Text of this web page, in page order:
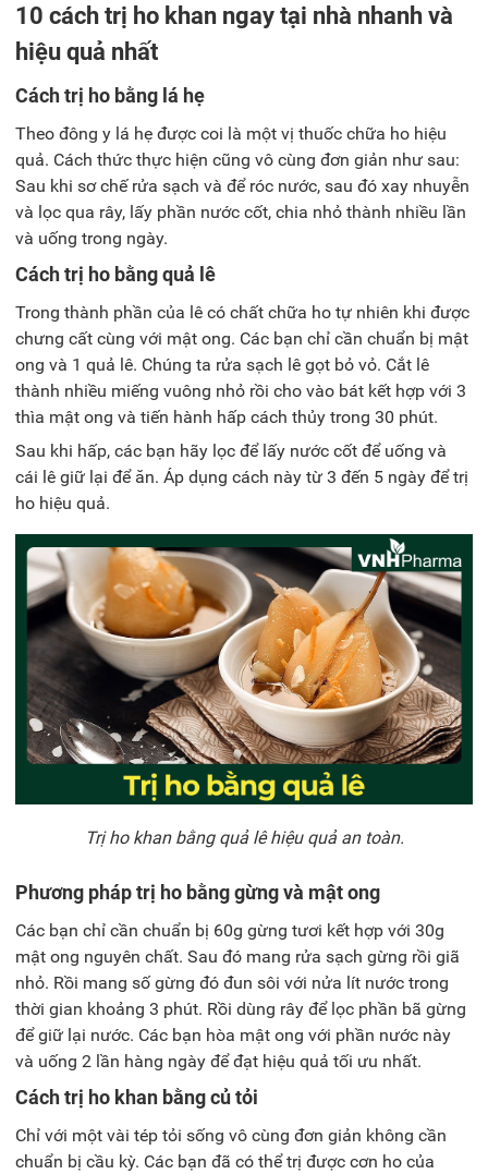
10 cách trị ho khan ngay tại nhà nhanh và
hiệu quả nhất
Cách trị ho bằng lá hẹ
Theo đông y lá hẹ được coi là một vị thuốc chữa ho hiệu
quả. Cách thức thực hiện cũng vô cùng đơn giản như sau:
Sau khi sơ chế rửa sạch và để róc nước, sau đó xay nhuyễn
và lọc qua rây, lấy phần nước cốt, chia nhỏ thành nhiều lần
và uống trong ngày.
Cách trị ho bằng quả lê
Trong thành phần của lê có chất chữa ho tự nhiên khi được
chưng cất cùng với mật ong. Các bạn chỉ cần chuẩn bị mật
ong và 1 quả lê. Chúng ta rửa sạch lê gọt bỏ vỏ. Cắt lê
thành nhiều miếng vuông nhỏ rồi cho vào bát kết hợp với 3
thìa mật ong và tiến hành hấp cách thủy trong 30 phút.
Sau khi hấp, các bạn hãy lọc để lấy nước cốt để uống và
cái lê giữ lại để ăn. Áp dụng cách này từ 3 đến 5 ngày để trị
ho hiệu quả.
Trị ho khan bằng quả lê hiệu quả an toàn.
Phương pháp trị ho bằng gừng và mật ong
Các bạn chỉ cần chuẩn bị 60g gừng tươi kết hợp với 30g
mật ong nguyên chất. Sau đó mang rửa sạch gừng rồi giã
nhỏ. Rồi mang số gừng đó đun sôi với nửa lít nước trong
thời gian khoảng 3 phút. Rồi dùng rây để lọc phần bã gừng
để giữ lại nước. Các bạn hòa mật ong với phần nước này
và uống 2 lần hàng ngày để đạt hiệu quả tối ưu nhất.
Cách trị ho khan bằng củ tỏi
Chỉ với một vài tép tỏi sống vô cùng đơn giản không cần
chuẩn bị cầu kỳ. Các bạn đã có thể trị được cơn ho của